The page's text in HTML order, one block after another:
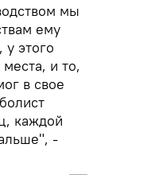
мы
ему
этого
и то,
в свое
каждой
-